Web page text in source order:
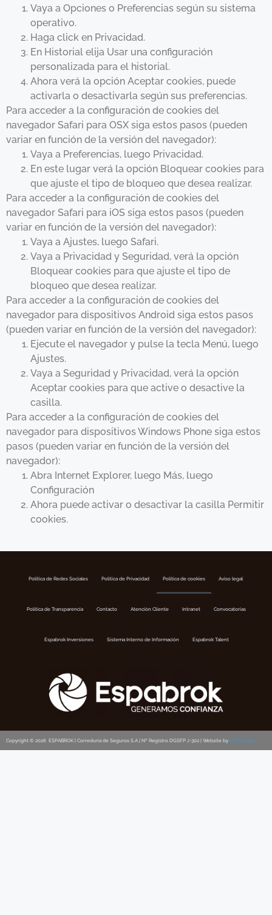
Vaya a Opciones o Preferencias según su sistema
operativo.
Haga click en Privacidad.
En Historial elija Usar una configuración
personalizada para el historial.
Ahora verá la opción Aceptar cookies, puede
activarla o desactivarla según sus preferencias.
Para acceder a la configuración de cookies del
navegador Safari para OSX siga estos pasos (pueden
variar en función de la versión del navegador):
Vaya a Preferencias, luego Privacidad.
En este lugar verá la opción Bloquear cookies para
que ajuste el tipo de bloqueo que desea realizar.
Para acceder a la configuración de cookies del
navegador Safari para iOS siga estos pasos (pueden
variar en función de la versión del navegador):
Vaya a Ajustes, luego Safari.
Vaya a Privacidad y Seguridad, verá la opción
Bloquear cookies para que ajuste el tipo de
bloqueo que desea realizar.
Para acceder a la configuración de cookies del
navegador para dispositivos Android siga estos pasos
(pueden variar en función de la versión del navegador):
Ejecute el navegador y pulse la tecla Menú, luego
Ajustes.
Vaya a Seguridad y Privacidad, verá la opción
Aceptar cookies para que active o desactive la
casilla.
Para acceder a la configuración de cookies del
navegador para dispositivos Windows Phone siga estos
pasos (pueden variar en función de la versión del
navegador):
Abra Internet Explorer, luego Más, luego
Configuración
Ahora puede activar o desactivar la casilla Permitir
cookies.
Política de Redes Sociales Politica de Privacidad Política de cookies Aviso legal
Política de Transparencia Contacto Atención Cliente Intranet Convocatorias
Espabrok Inversiones Sistema Interno de Información Espabrok Talent
Copyright © 2026 ESPABROK | Correduria de Seguros S.A | Nº Registro DGSFP J-302 | Website by DoiTMedia